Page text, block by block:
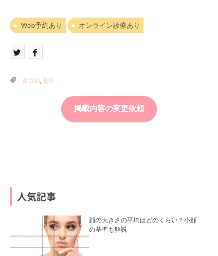
Web予約あり オンライン診療あり
東京都, 港区
掲載内容の変更依頼
人気記事
顔の大きさの平均はどのくらい？小顔
の基準も解説